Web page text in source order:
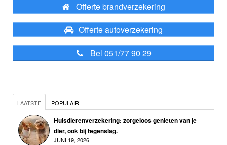
Offerte brandverzekering
Offerte autoverzekering
Bel 051/77 90 29
LAATSTE POPULAIR
Huisdierenverzekering: zorgeloos genieten van je
dier, ook bij tegenslag.
JUNI 19, 2026